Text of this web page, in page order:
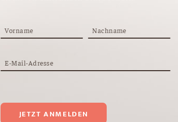
Vorname Nachname
E-Mail-Adresse
JETZT ANMELDEN